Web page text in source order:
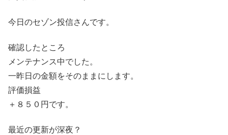
今日のセゾン投信さんです。
確認したところ
メンテナンス中でした。
一昨日の金額をそのままにします。
評価損益
＋８５０円です。
最近の更新が深夜？